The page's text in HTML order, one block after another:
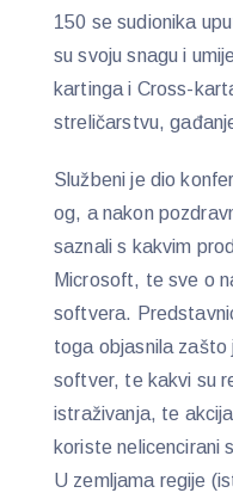
150 se sudionika
su svoju snagu i
kartinga i Cross-
streličarstvu,
Službeni je dio
og, a nakon
saznali s kakvim
Microsoft, te sve o
softvera.
toga objasnila zašto
softver, te kakvi su
istraživanja, te
koriste nelicencirani
U zemljama regije